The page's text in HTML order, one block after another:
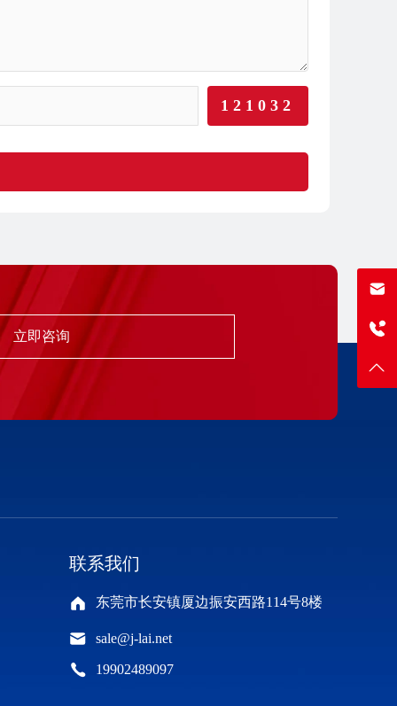
121032
立即咨询
联系我们
东莞市长安镇厦边振安西路114号8楼
sale@j-lai.net
19902489097